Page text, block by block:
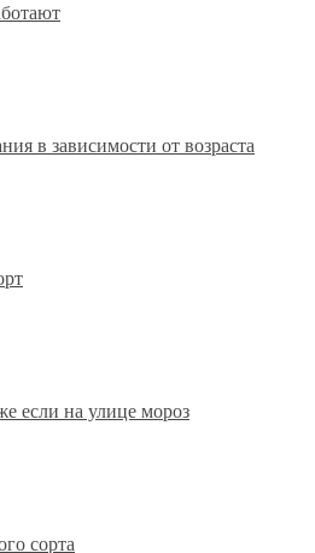
в зависимости от возраста
если на улице мороз
сорта